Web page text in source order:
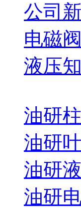
公司
电磁
液压
油研
油研
油研
油研